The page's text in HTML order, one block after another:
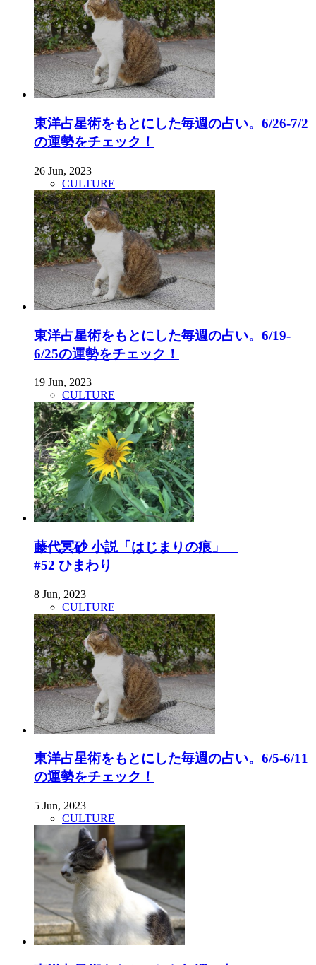
東洋占星術をもとにした毎週の占い。6/26-7/2
の運勢をチェック！
26 Jun, 2023
CULTURE
東洋占星術をもとにした毎週の占い。6/19-
6/25の運勢をチェック！
19 Jun, 2023
CULTURE
藤代冥砂 小説「はじまりの痕」
#52 ひまわり
8 Jun, 2023
CULTURE
東洋占星術をもとにした毎週の占い。6/5-6/11
の運勢をチェック！
5 Jun, 2023
CULTURE